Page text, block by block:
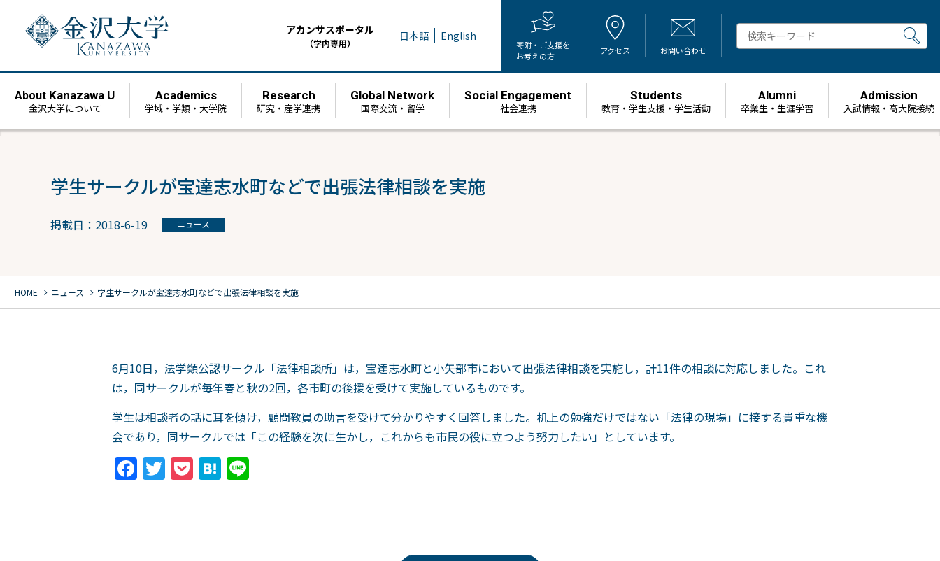
アカンサスポータル
（学内専用） 日本語 English
寄附・ご支援を
お考えの方
アクセス お問い合わせ
About Kanazawa U
金沢大学について
Academics
学域・学類・大学院
Research
研究・産学連携
Global Network
国際交流・留学
Social Engagement
社会連携
Students
教育・学生支援・学生活動
Alumni
卒業生・生涯学習
Admission
⼊試情報・高大院接続
学生サークルが宝達志水町などで出張法律相談を実施
掲載日：2018-6-19 ニュース
HOME chevron_right ニュース chevron_right 学生サークルが宝達志水町などで出張法律相談を実施
6月10日，法学類公認サークル「法律相談所」は，宝達志水町と小矢部市において出張法律相談を実施し，計11件の相談に対応しました。これ
は，同サークルが毎年春と秋の2回，各市町の後援を受けて実施しているものです。
学生は相談者の話に耳を傾け，顧問教員の助言を受けて分かりやすく回答しました。机上の勉強だけではない「法律の現場」に接する貴重な機
会であり，同サークルでは「この経験を次に生かし，これからも市民の役に立つよう努力したい」としています。
Facebook
Twitter
PocketHatena